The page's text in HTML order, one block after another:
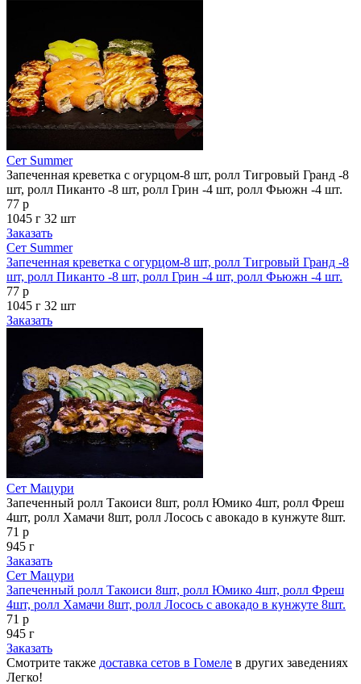
Сет Summer
Запеченная креветка с огурцом-8 шт, ролл Тигровый Гранд -8
шт, ролл Пиканто -8 шт, ролл Грин -4 шт, ролл Фьюжн -4 шт.
77 р
1045 г 32 шт
Заказать
Сет Summer
Запеченная креветка с огурцом-8 шт, ролл Тигровый Гранд -8
шт, ролл Пиканто -8 шт, ролл Грин -4 шт, ролл Фьюжн -4 шт.
77 р
1045 г 32 шт
Заказать
Сет Мацури
Запеченный ролл Такоиси 8шт, ролл Юмико 4шт, ролл Фреш
4шт, ролл Хамачи 8шт, ролл Лосось с авокадо в кунжуте 8шт.
71 р
945 г
Заказать
Сет Мацури
Запеченный ролл Такоиси 8шт, ролл Юмико 4шт, ролл Фреш
4шт, ролл Хамачи 8шт, ролл Лосось с авокадо в кунжуте 8шт.
71 р
945 г
Заказать
Смотрите также доставка сетов в Гомеле в других заведениях
Легко!